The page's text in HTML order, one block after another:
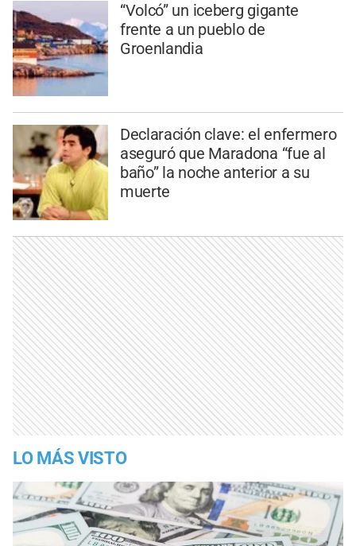
“Volcó” un iceberg gigante
frente a un pueblo de
Groenlandia
Declaración clave: el enfermero
aseguró que Maradona “fue al
baño” la noche anterior a su
muerte
LO MÁS VISTO